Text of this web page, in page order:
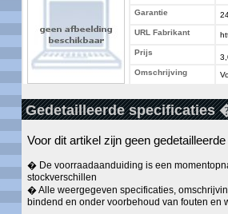
Garantie
URL Fabrikant
Prijs
Omschrijving
Gedetailleerde specificaties
Voor dit artikel zijn geen
� De voorraadaanduiding is een
stockverschillen
� Alle weergegeven specificaties,
bindend en onder voorbehoud van fouten en